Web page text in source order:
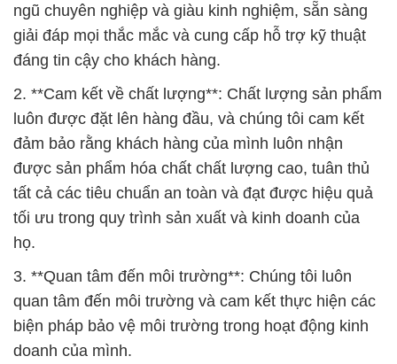
ngũ chuyên nghiệp và giàu kinh nghiệm, sẵn sàng
giải đáp mọi thắc mắc và cung cấp hỗ trợ kỹ thuật
đáng tin cậy cho khách hàng.
2. **Cam kết về chất lượng**: Chất lượng sản phẩm
luôn được đặt lên hàng đầu, và chúng tôi cam kết
đảm bảo rằng khách hàng của mình luôn nhận
được sản phẩm hóa chất chất lượng cao, tuân thủ
tất cả các tiêu chuẩn an toàn và đạt được hiệu quả
tối ưu trong quy trình sản xuất và kinh doanh của
họ.
3. **Quan tâm đến môi trường**: Chúng tôi luôn
quan tâm đến môi trường và cam kết thực hiện các
biện pháp bảo vệ môi trường trong hoạt động kinh
doanh của mình.